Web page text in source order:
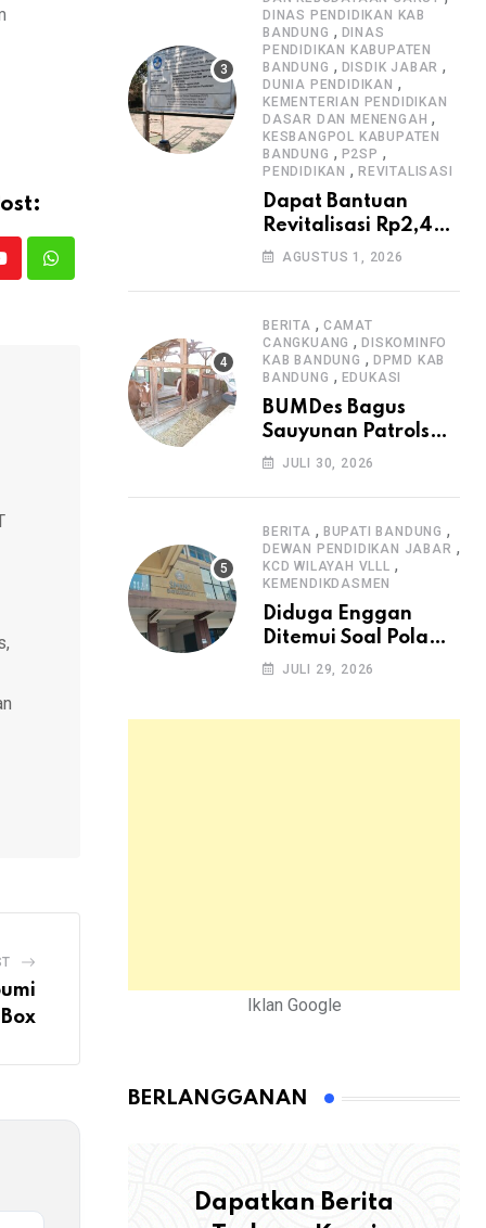
Whatsapp
DINAS PENDIDIKAN KAB
BANDUNG , DINAS
PENDIDIKAN KABUPATEN
BANDUNG , DISDIK JABAR ,
DUNIA PENDIDIKAN ,
KEMENTERIAN PENDIDIKAN
DASAR DAN MENENGAH ,
KESBANGPOL KABUPATEN
BANDUNG , P2SP ,
PENDIDIKAN , REVITALISASI
Dapat Bantuan
Revitalisasi Rp2,4
Miliar, SMPN 1
Masyarakat Sambut
Antusias
AGUSTUS 1, 2026
BERITA , CAMAT
CANGKUANG ,DISKOMINFO
KAB BANDUNG , DPMD KAB
BANDUNG , EDUKASI
BUMDes Bagus
Sauyunan Patrolsari
Alokasikan 20
untuk Ketahanan
Pangan Hewani dan
Nabati
JULI 30, 2026
BERITA , BUPATI BANDUNG ,
DEWAN PENDIDIKAN JABAR ,
KCD WILAYAH VLLL ,
KEMENDIKDASMEN
Diduga Enggan
Ditemui Soal Pola
SPMB, Kepsek SMAN
JULI 29, 2026
Iklan Google
BERLANGGANAN
Dapatkan Berita